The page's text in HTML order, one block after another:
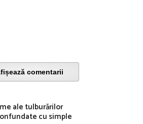
comentarii
ale tulburărilor
cu simple